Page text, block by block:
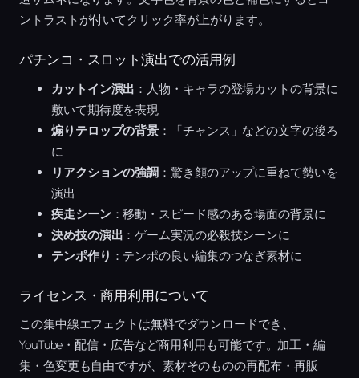
ントラストが付いてクリック率が上がります。
パチンコ・スロット演出での活用例
カットイン演出 ：人物・キャラの登場カットの背景に
敷いて期待度を表現
煽りテロップの背景 ：「チャンス」などの文字の後ろ
に
リアクションの強調 ：驚き顔のアップに重ねて勢いを
演出
疾走シーン：移動・スピード感のある場面の背景に
決め技の演出 ：ゲーム実況の必殺技シーンに
テンポ作り ：テンポの良い編集のつなぎ素材に
ライセンス・商用利用について
この集中線エフェクトは無料でダウンロードでき、
YouTube・配信・広告など商用利用も可能です。加工・編
集・色変更も自由ですが、素材そのものの再配布・再販